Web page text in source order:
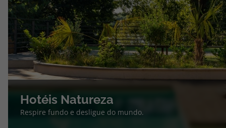
Hotéis Natureza
Respire fundo e desligue do mundo.